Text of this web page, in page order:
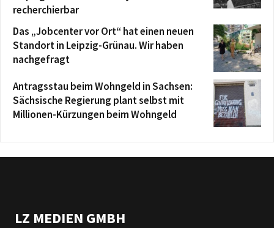
recherchierbar
Das „Jobcenter vor Ort“ hat einen neuen
Standort in Leipzig-Grünau. Wir haben
nachgefragt
Antragsstau beim Wohngeld in Sachsen:
Sächsische Regierung plant selbst mit
Millionen-Kürzungen beim Wohngeld
LZ MEDIEN GMBH